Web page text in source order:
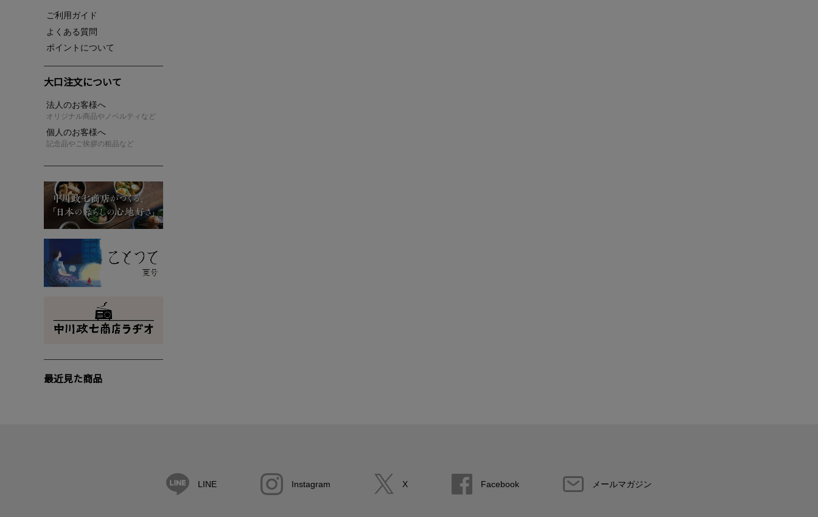
ご利用ガイド
よくある質問
ポイントについて
大口注文について
法人のお客様へ
オリジナル商品やノベルティなど
個人のお客様へ
記念品やご挨拶の粗品など
最近見た商品
LINE Instagram X Facebook メールマガジン